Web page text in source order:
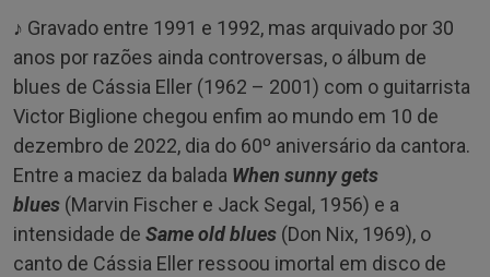
♪ Gravado entre 1991 e 1992, mas arquivado por 30
anos por razões ainda controversas, o álbum de
blues de Cássia Eller (1962 – 2001) com o guitarrista
Victor Biglione chegou enfim ao mundo em 10 de
dezembro de 2022, dia do 60º aniversário da cantora.
Entre a maciez da balada When sunny gets
blues (Marvin Fischer e Jack Segal, 1956) e a
intensidade de Same old blues (Don Nix, 1969), o
canto de Cássia Eller ressoou imortal em disco de